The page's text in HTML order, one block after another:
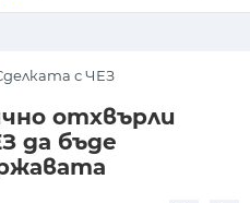
с ЧЕЗ
отхвърли
да бъде